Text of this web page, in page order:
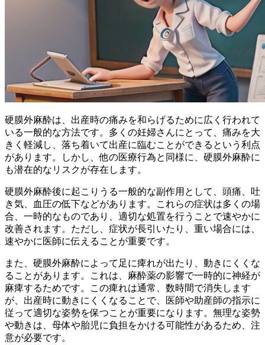
硬膜外麻酔は、出産時の痛みを和らげるために広く行われて
いる一般的な方法です。多くの妊婦さんにとって、 痛みを大
きく軽減し、落ち着いて出産に臨むことができる という利点
があります。しかし、他の医療行為と同様に、硬膜外麻酔に
も潜在的なリスクが存在します。
硬膜外麻酔後に起こりうる一般的な副作用として、頭痛、吐
き気、血圧の低下などがあります。これらの症状は多くの場
合、一時的なものであり、適切な処置を行うことで速やかに
改善されます。ただし、症状が長引いたり、重い場合には、
速やかに医師に伝えることが重要です。
また、硬膜外麻酔によって足に痺れが出たり、動きにくくな
ることがあります。これは、麻酔薬の影響で一時的に神経が
麻痺するためです。この痺れは通常、数時間で消失します
が、出産時に動きにくくなることで、医師や助産師の指示に
従って適切な姿勢を保つことが重要になります。無理な姿勢
や動きは、母体や胎児に負担をかける可能性があるため、注
意が必要です。